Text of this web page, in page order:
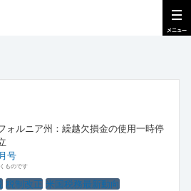
ルニア州：繰越欠損金の使用一時停
号
ものです
税制改正 米国税務最新動向